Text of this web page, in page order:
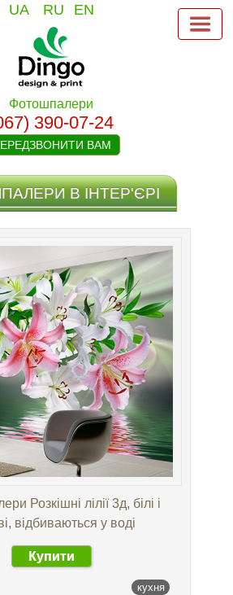
UA RU EN
Фотошпалери
390-07-24
ВАМ
В ІНТЕР'ЄРІ
Розкішні лілії 3д, білі і
відбиваються у воді
Купити
кухня